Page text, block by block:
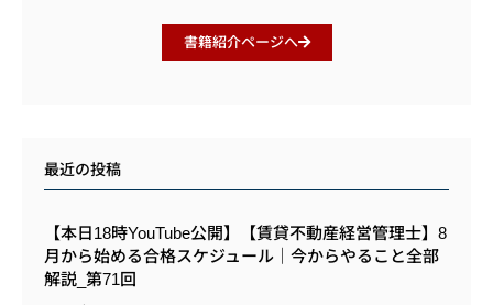
書籍紹介ページへ
最近の投稿
【本日18時YouTube公開】【賃貸不動産経営管理士】8
月から始める合格スケジュール｜今からやること全部
解説_第71回